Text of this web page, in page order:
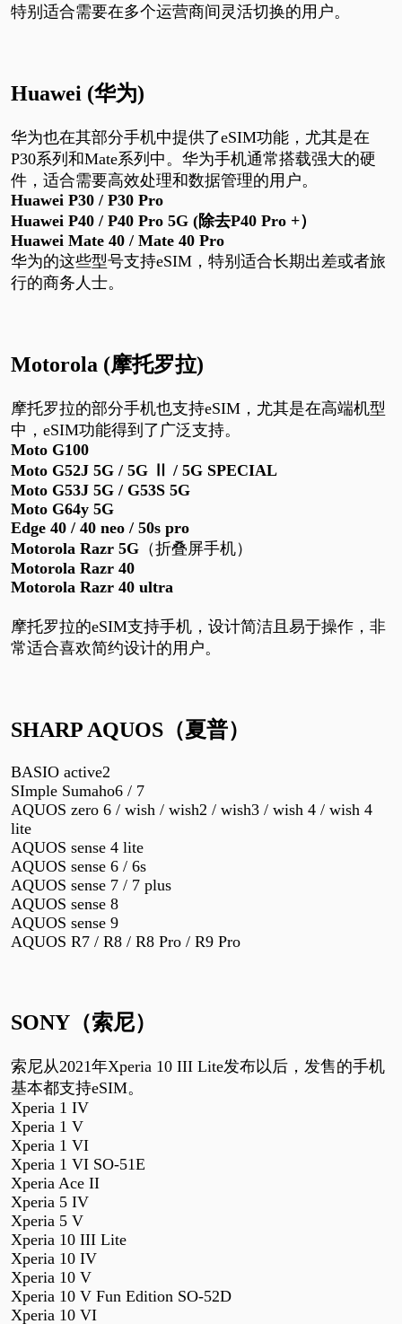
特别适合需要在多个运营商间灵活切换的用户。
Huawei (华为)
华为也在其部分手机中提供了eSIM功能，尤其是在
P30系列和Mate系列中。华为手机通常搭载强大的硬
件，适合需要高效处理和数据管理的用户。
Huawei P30 / P30 Pro
Huawei P40 / P40 Pro 5G (除去P40 Pro +）
Huawei Mate 40 / Mate 40 Pro
华为的这些型号支持eSIM，特别适合长期出差或者旅
行的商务人士。
Motorola (摩托罗拉)
摩托罗拉的部分手机也支持eSIM，尤其是在高端机型
中， eSIM功能得到了广泛支持。
Moto G100
Moto G52J 5G / 5G Ⅱ / 5G SPECIAL
Moto G53J 5G / G53S 5G
Moto G64y 5G
Edge 40 / 40 neo / 50s pro
Motorola Razr 5G（折叠屏手机）
Motorola Razr 40
Motorola Razr 40 ultra
摩托罗拉的eSIM支持手机，设计简洁且易于操作，非
常适合喜欢简约设计的用户。
SHARP AQUOS（夏普）
BASIO active2
SImple Sumaho6 / 7
AQUOS zero 6 / wish / wish2 / wish3 / wish 4 / wish 4
lite
AQUOS sense 4 lite
AQUOS sense 6 / 6s
AQUOS sense 7 / 7 plus
AQUOS sense 8
AQUOS sense 9
AQUOS R7 / R8 / R8 Pro / R9 Pro
SONY（索尼）
索尼从2021年Xperia 10 III Lite发布以后，发售的手机
基本都支持eSIM。
Xperia 1 IV
Xperia 1 V
Xperia 1 VI
Xperia 1 VI SO-51E
Xperia Ace II
Xperia 5 IV
Xperia 5 V
Xperia 10 III Lite
Xperia 10 IV
Xperia 10 V
Xperia 10 V Fun Edition SO-52D
Xperia 10 VI